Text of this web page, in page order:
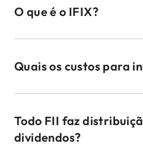
O que é o IFIX?
Quais os custos para
Todo FII faz
dividendos?